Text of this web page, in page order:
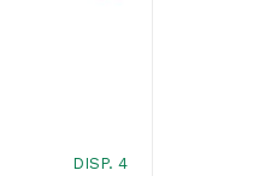
DISP. 4